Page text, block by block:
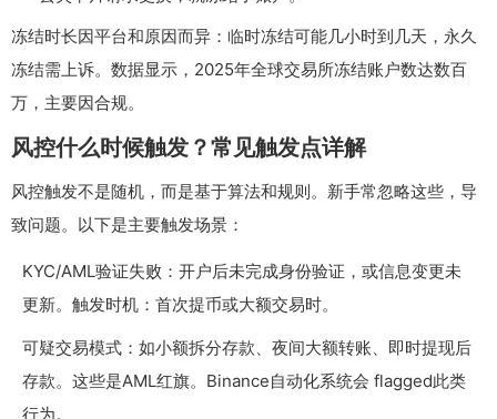
冻结时长因平台和原因而异：临时冻结可能几小时到几天，永久
冻结需上诉。数据显示，2025年全球交易所冻结账户数达数百
万，主要因合规。
风控什么时候触发？常见触发点详解
风控触发不是随机，而是基于算法和规则。新手常忽略这些，导
致问题。以下是主要触发场景：
KYC/AML验证失败：开户后未完成身份验证，或信息变更未
更新。触发时机：首次提币或大额交易时。
可疑交易模式：如小额拆分存款、夜间大额转账、即时提现后
存款。这些是AML红旗。Binance自动化系统会 flagged此类
行为。